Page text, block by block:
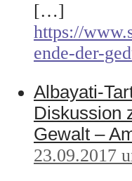
[…]
https://
ende-der-
Albayati-
Diskussion
Gewalt –
23.09.2017